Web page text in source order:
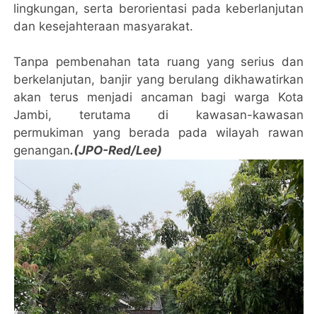
lingkungan, serta berorientasi pada keberlanjutan
dan kesejahteraan masyarakat.
Tanpa pembenahan tata ruang yang serius dan
berkelanjutan, banjir yang berulang dikhawatirkan
akan terus menjadi ancaman bagi warga Kota
Jambi, terutama di kawasan-kawasan
permukiman yang berada pada wilayah rawan
genangan.(JPO-Red/Lee)